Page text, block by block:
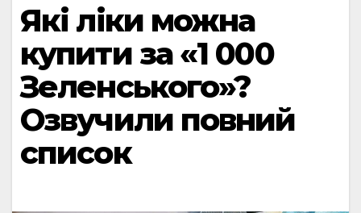
Які ліки можна
купити за «1 000
Зеленського»?
Озвучили повний
список